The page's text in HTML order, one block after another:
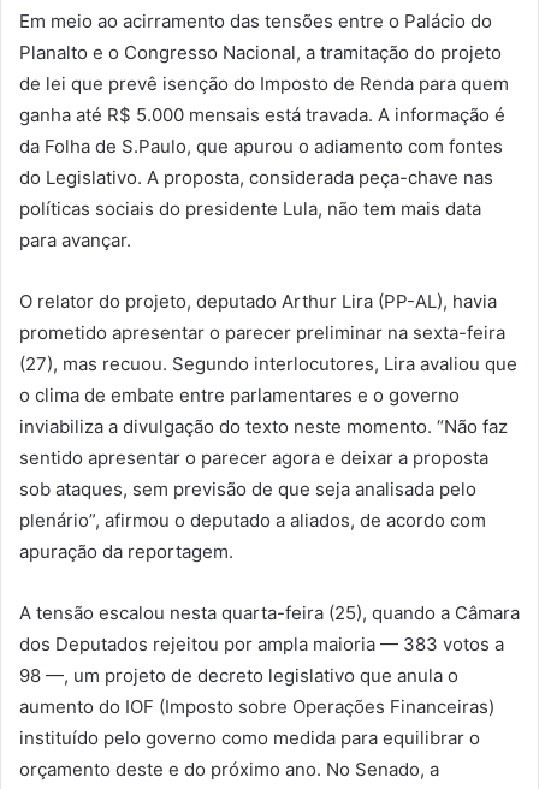
Em meio ao acirramento das tensões entre o Palácio do
Planalto e o Congresso Nacional, a tramitação do projeto
de lei que prevê isenção do Imposto de Renda para quem
ganha até R$ 5.000 mensais está travada. A informação é
da Folha de S.Paulo, que apurou o adiamento com fontes
do Legislativo. A proposta, considerada peça-chave nas
políticas sociais do presidente Lula, não tem mais data
para avançar.
O relator do projeto, deputado Arthur Lira (PP-AL), havia
prometido apresentar o parecer preliminar na sexta-feira
(27), mas recuou. Segundo interlocutores, Lira avaliou que
o clima de embate entre parlamentares e o governo
inviabiliza a divulgação do texto neste momento. “Não faz
sentido apresentar o parecer agora e deixar a proposta
sob ataques, sem previsão de que seja analisada pelo
plenário”, afirmou o deputado a aliados, de acordo com
apuração da reportagem.
A tensão escalou nesta quarta-feira (25), quando a Câmara
dos Deputados rejeitou por ampla maioria — 383 votos a
98 —, um projeto de decreto legislativo que anula o
aumento do IOF (Imposto sobre Operações Financeiras)
instituído pelo governo como medida para equilibrar o
orçamento deste e do próximo ano. No Senado, a